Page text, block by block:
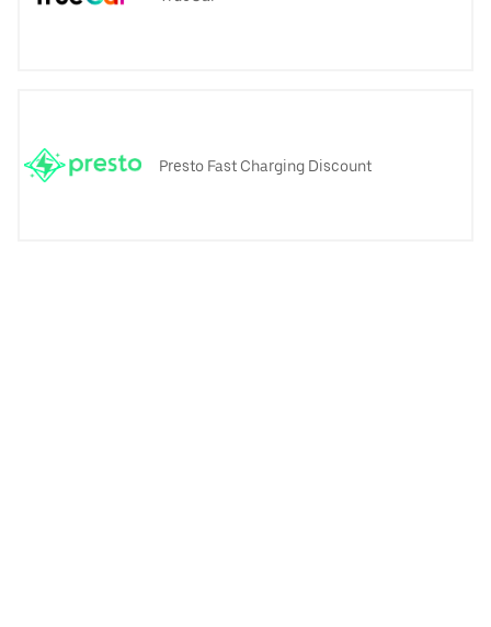
Presto Fast Charging Discount